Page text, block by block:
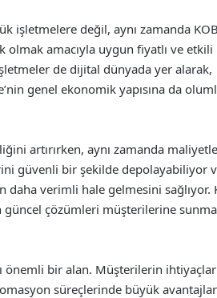
işletmelere değil, aynı zamanda
amacıyla uygun fiyatlı ve etkili
de dijital dünyada yer alarak,
genel ekonomik yapısına da
artırırken, aynı zamanda
güvenli bir şekilde depolayabiliyor
daha verimli hale gelmesini sağlıyor.
çözümleri müşterilerine
önemli bir alan. Müşterilerin
süreçlerinde büyük avantajlar